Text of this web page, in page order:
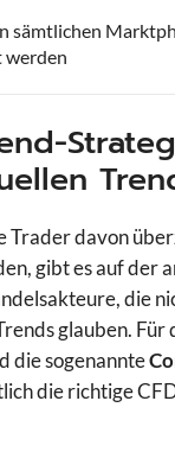
sämtlichen
werden
Trader davon
gibt es auf der
die
glauben. Für
die sogenannte
die richtige